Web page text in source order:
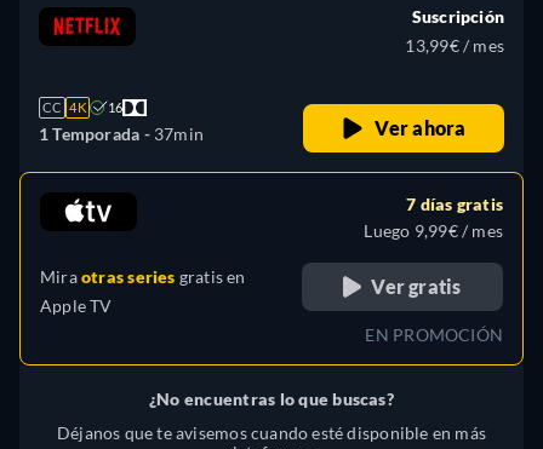
CC 4K 16
1 Temporada - 37min
Suscripción
13,99€ / mes
Ver ahora
Miraotras series gratis en
Apple TV
7 días gratis
Luego 9,99€ / mes
Ver gratis
EN PROMOCIÓN
¿No encuentras lo que buscas?
Déjanos que te avisemos cuando esté disponible en más